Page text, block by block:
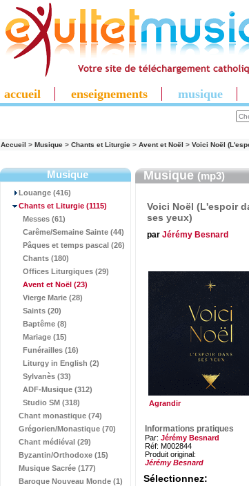
accueil enseignements musique
Accueil > Musique > Chants et Liturgie > Avent et Noël > Voici Noël
Musique
Louange (416)
Chants et Liturgie (1115)
Messes (61)
Carême/Semaine Sainte (44)
Pâques et temps pascal (26)
Chants (180)
Offices Liturgiques (29)
Avent et Noël (23)
Vierge Marie (28)
Saints (20)
Baptême (8)
Mariage (15)
Funérailles (16)
Liturgy in English (2)
Sylvanès (33)
ADF-Musique (312)
Studio SM (318)
Chant monastique (74)
Grégorien/Monastique (70)
Chant médiéval (29)
Byzantin/Orthodoxe (15)
Musique Sacrée (177)
Baroque Nouveau Monde (1)
Musique(mp3)
Voici Noël (L'espoir
ses yeux)
par Jérémy Besnard
Agrandir
Informations pratiques
Par: Jérémy Besnard
Réf: M002844
Produit original:
Jérémy Besnard
Sélectionnez: